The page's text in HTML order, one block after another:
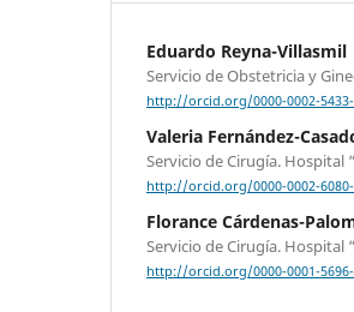
Eduardo Reyna-Villasmil
Servicio de Obstetricia y
http://orcid.org/0000-0002-
Valeria Fernández-
Servicio de Cirugía. Hospital
http://orcid.org/0000-0002-
Florance Cárdenas-
Servicio de Cirugía. Hospital
http://orcid.org/0000-0001-